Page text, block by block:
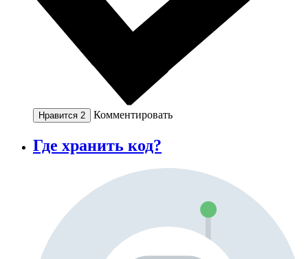
Нравится 2 Комментировать
Где хранить код?